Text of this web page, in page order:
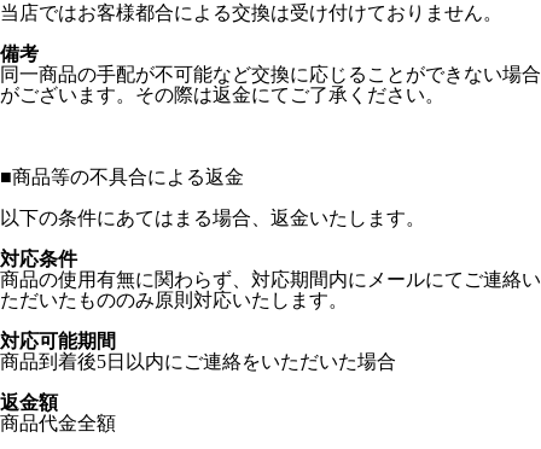
当店ではお客様都合による交換は受け付けておりません。
備考
同一商品の手配が不可能など交換に応じることができない場合
がございます。その際は返金にてご了承ください。
■商品等の不具合による返金
以下の条件にあてはまる場合、返金いたします。
対応条件
商品の使用有無に関わらず、対応期間内にメールにてご連絡い
ただいたもののみ原則対応いたします。
対応可能期間
商品到着後5日以内にご連絡をいただいた場合
返金額
商品代金全額